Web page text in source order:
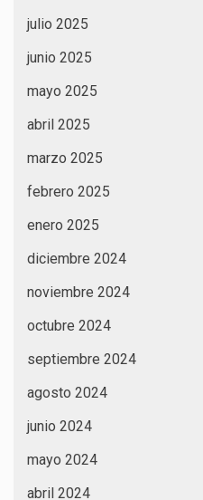
julio 2025
junio 2025
mayo 2025
abril 2025
marzo 2025
febrero 2025
enero 2025
diciembre 2024
noviembre 2024
octubre 2024
septiembre 2024
agosto 2024
junio 2024
mayo 2024
abril 2024